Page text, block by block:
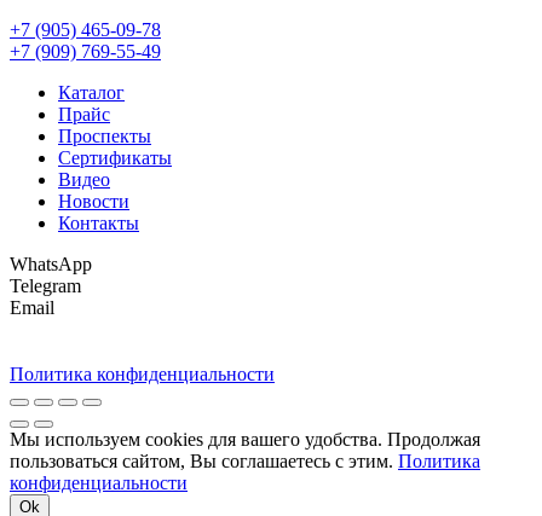
+7 (905) 465-09-78
+7 (909) 769-55-49
Каталог
Прайс
Проспекты
Сертификаты
Видео
Новости
Контакты
WhatsApp
Telegram
Email
Политика конфиденциальности
Мы используем cookies для вашего удобства. Продолжая
пользоваться сайтом, Вы соглашаетесь с этим. Политика
конфиденциальности
Ok